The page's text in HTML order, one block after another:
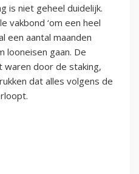
is niet geheel duidelijk.
vakbond ‘om een heel
een aantal maanden
looneisen gaan. De
waren door de staking,
dat alles volgens de